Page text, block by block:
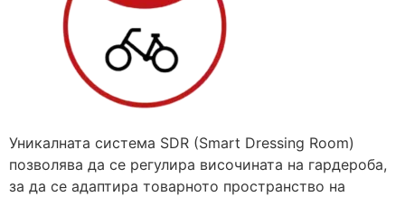
Уникалната система SDR (Smart Dressing Room)
позволява да се регулира височината на гардероба,
за да се адаптира товарното пространство на